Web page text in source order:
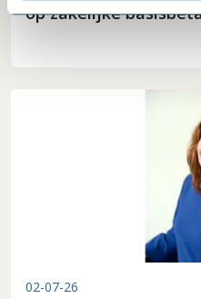
op zakelijke
02-07-26